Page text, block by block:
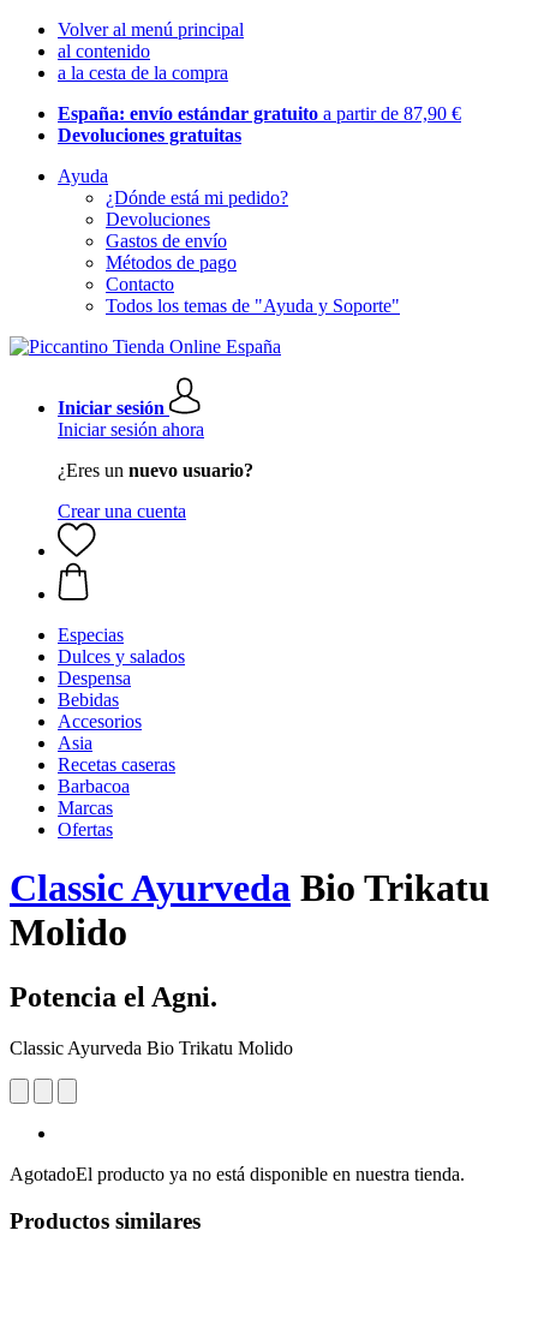
Volver al menú principal
al contenido
a la cesta de la compra
España: envío estándar gratuito a partir de 87,90 €
Devoluciones gratuitas
Ayuda
¿Dónde está mi pedido?
Devoluciones
Gastos de envío
Métodos de pago
Contacto
Todos los temas de "Ayuda y Soporte"
Iniciar sesión
Iniciar sesión ahora
¿Eres un nuevo usuario?
Crear una cuenta
Especias
Dulces y salados
Despensa
Bebidas
Accesorios
Asia
Recetas caseras
Barbacoa
Marcas
Ofertas
Classic Ayurveda Bio Trikatu
Molido
Potencia el Agni.
Classic Ayurveda Bio Trikatu Molido
AgotadoEl producto ya no está disponible en nuestra tienda.
Productos similares